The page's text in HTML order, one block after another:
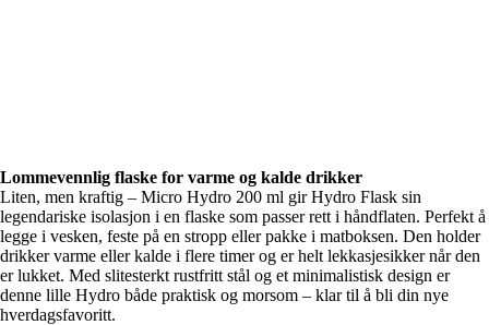
Lommevennlig flaske for varme og kalde drikker
Liten, men kraftig – Micro Hydro 200 ml gir Hydro Flask sin
legendariske isolasjon i en flaske som passer rett i håndflaten. Perfekt å
legge i vesken, feste på en stropp eller pakke i matboksen. Den holder
drikker varme eller kalde i flere timer og er helt lekkasjesikker når den
er lukket. Med slitesterkt rustfritt stål og et minimalistisk design er
denne lille Hydro både praktisk og morsom – klar til å bli din nye
hverdagsfavoritt.